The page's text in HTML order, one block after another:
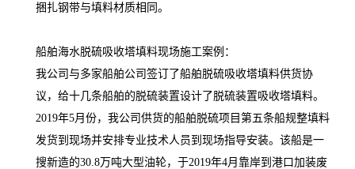
捆扎钢带与填料材质相同。
船舶海水脱硫吸收塔填料现场施工案例：
我公司与多家船舶公司签订了船舶脱硫吸收塔填料供货协
议，给十几条船舶的脱硫装置设计了脱硫装置吸收塔填料。
2019年5月份，我公司供货的船舶脱硫项目第五条船规整填料
发货到现场并安排专业技术人员到现场指导安装。该船是一
搜新造的30.8万吨大型油轮，于2019年4月靠岸到港口加装废